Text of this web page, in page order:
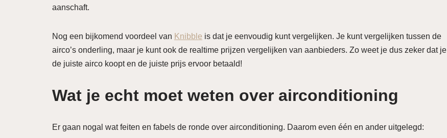
aanschaft.
Nog een bijkomend voordeel van Knibble is dat je eenvoudig kunt vergelijken. Je kunt vergelijken tussen de
airco’s onderling, maar je kunt ook de realtime prijzen vergelijken van aanbieders. Zo weet je dus zeker dat je
de juiste airco koopt en de juiste prijs ervoor betaald!
Wat je echt moet weten over airconditioning
Er gaan nogal wat feiten en fabels de ronde over airconditioning. Daarom even één en ander uitgelegd: